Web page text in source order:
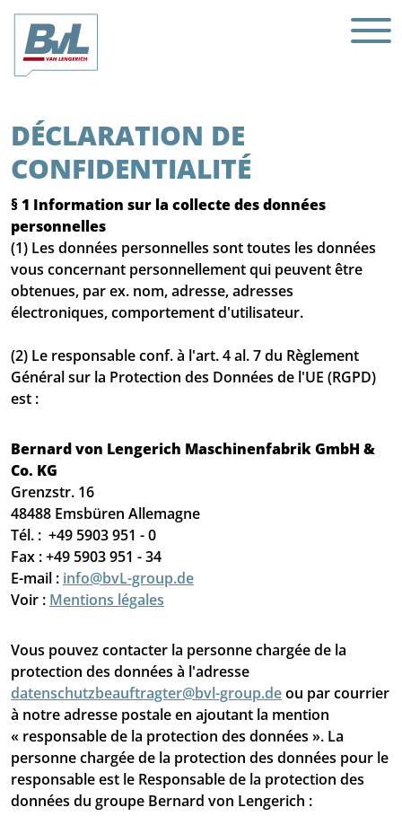
DÉCLARATION DE
CONFIDENTIALITÉ
§ 1 Information sur la collecte des données
personnelles
(1) Les données personnelles sont toutes les données
vous concernant personnellement qui peuvent être
obtenues, par ex. nom, adresse, adresses
électroniques, comportement d'utilisateur.
(2) Le responsable conf. à l'art. 4 al. 7 du Règlement
Général sur la Protection des Données de l'UE (RGPD)
est :
Bernard von Lengerich Maschinenfabrik GmbH &
Co. KG
Grenzstr. 16
48488 Emsbüren Allemagne
Tél. : +49 5903 951 - 0
Fax : +49 5903 951 - 34
E-mail : info@bvL-group.de
Voir : Mentions légales
Vous pouvez contacter la personne chargée de la
protection des données à l'adresse
datenschutzbeauftragter@bvl-group.deou par courrier
à notre adresse postale en ajoutant la mention
« responsable de la protection des données ». La
personne chargée de la protection des données pour le
responsable est le Responsable de la protection des
données du groupe Bernard von Lengerich :